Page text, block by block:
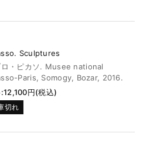
Sculptures
ロ・ピカソ. Musee national
Paris, Somogy, Bozar, 2016.
円(税込)
切れ